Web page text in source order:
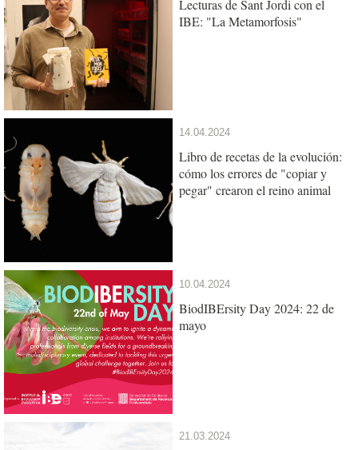
Lecturas de Sant Jordi con el
IBE: "La Metamorfosis"
14.04.2024
Libro de recetas de la evolución:
cómo los errores de "copiar y
pegar" crearon el reino animal
10.04.2024
BiodIBErsity Day 2024: 22 de
mayo
21.03.2024